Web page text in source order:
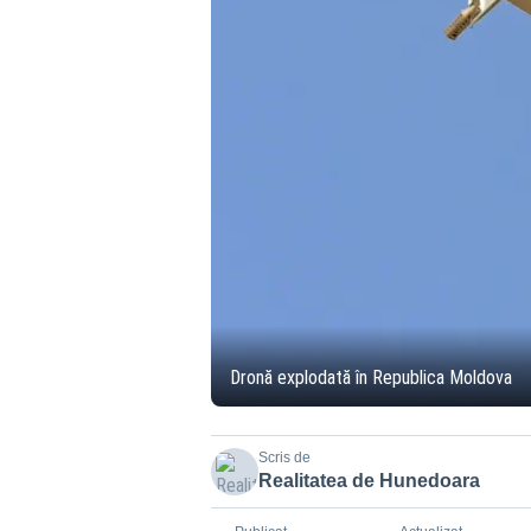
Dronă explodată în Republica Moldova
Scris de
Realitatea de Hunedoara